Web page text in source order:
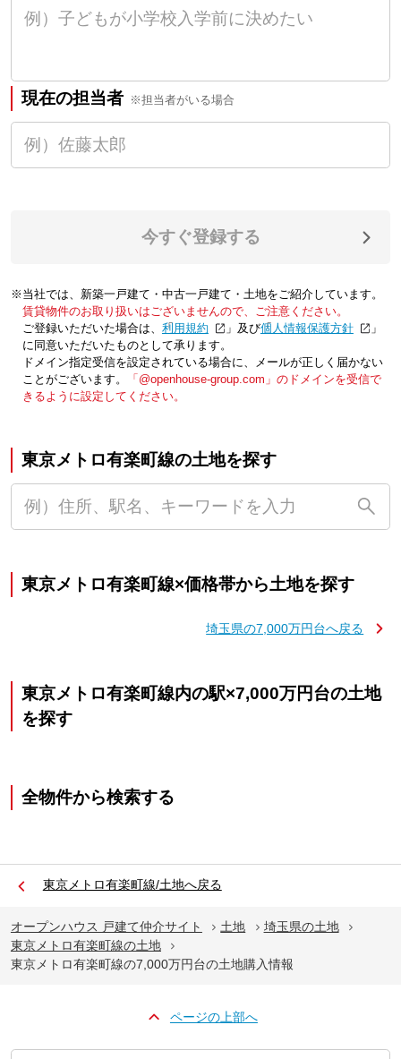
現在の担当者 ※担当者がいる場合
今すぐ登録する
※当社では、新築一戸建て・中古一戸建て・土地をご紹介しています。
賃貸物件のお取り扱いはございませんので、ご注意ください。
ご登録いただいた場合は、「利用規約 」及び「個人情報保護方針
」
に同意いただいたものとして承ります。
ドメイン指定受信を設定されている場合に、メールが正しく届かない
ことがございます。
「@openhouse-group.com」のドメインを受信で
きるように設定してください。
東京メトロ有楽町線の土地を探す
東京メトロ有楽町線×価格帯から土地を探す
埼玉県の7,000万円台へ戻る
東京メトロ有楽町線内の駅×7,000万円台の土地
を探す
全物件から検索する
東京メトロ有楽町線/土地へ戻る
オープンハウス 戸建て仲介サイト 土地
埼玉県の土地
東京メトロ有楽町線の土地
東京メトロ有楽町線の7,000万円台の土地購入情報
ページの上部へ